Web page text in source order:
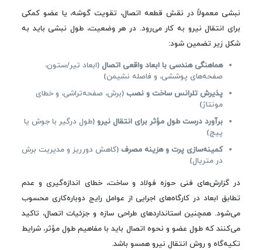
نبشی معمولاً در نقش قطعه اتصال، تقویت گوشه، یا عضو کمکی
برای انتقال نیرو به کار می‌رود. در هر وضعیت، طول نبشی باید به
شکل زیر تضمین شود:
هماهنگی هندسی با ابعاد واقعی اتصال(ابعاد تیر/ستون،
صفحه‌های پوششی، و فاصله نشیمن)
پذیرش تلرانس ساخت و نصب(برش، صفحه‌تراشی، و خطای
مونتاژ)
برآورد درست طول مؤثر برای انتقال نیرو(طول درگیر با جوش یا
پیچ)
کمینه‌سازی پرت و هزینه مصرف(کاهش دورریز و مدیریت برش
در متریال)
در گزارش‌های فنی حوزه فولاد و ساخت، خطای اندازه‌گیری و عدم
تطابق ابعاد در کارگاه‌های اجرایی از عوامل رایج دوباره‌کاری محسوب
می‌شود. همچنین استانداردهای طراحی سازه و جزئیات اتصال، تاکید
می‌کنند که طول عضو و نحوه اتصال باید با مفاهیم طول مؤثر، شرایط
تکیه‌گاه و روش انتقال نیرو همسو باشد.